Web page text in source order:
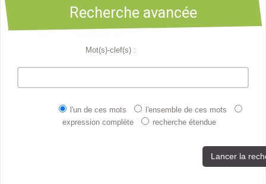
Contribuer
Recherche avancée
Mot(s)-clef(s) :
l'un de ces mots
l'ensemble de ces mots
expression complète
recherche étendue